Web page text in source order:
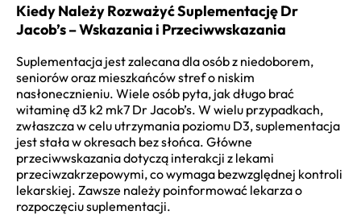
Kiedy Należy Rozważyć Suplementację Dr
Jacob’s – Wskazania i Przeciwwskazania
Suplementacja jest zalecana dla osób z niedoborem,
seniorów oraz mieszkańców stref o niskim
nasłonecznieniu. Wiele osób pyta, jak długo brać
witaminę d3 k2 mk7 Dr Jacob’s. W wielu przypadkach,
zwłaszcza w celu utrzymania poziomu D3, suplementacja
jest stała w okresach bez słońca. Główne
przeciwwskazania dotyczą interakcji z lekami
przeciwzakrzepowymi, co wymaga bezwzględnej kontroli
lekarskiej. Zawsze należy poinformować lekarza o
rozpoczęciu suplementacji.